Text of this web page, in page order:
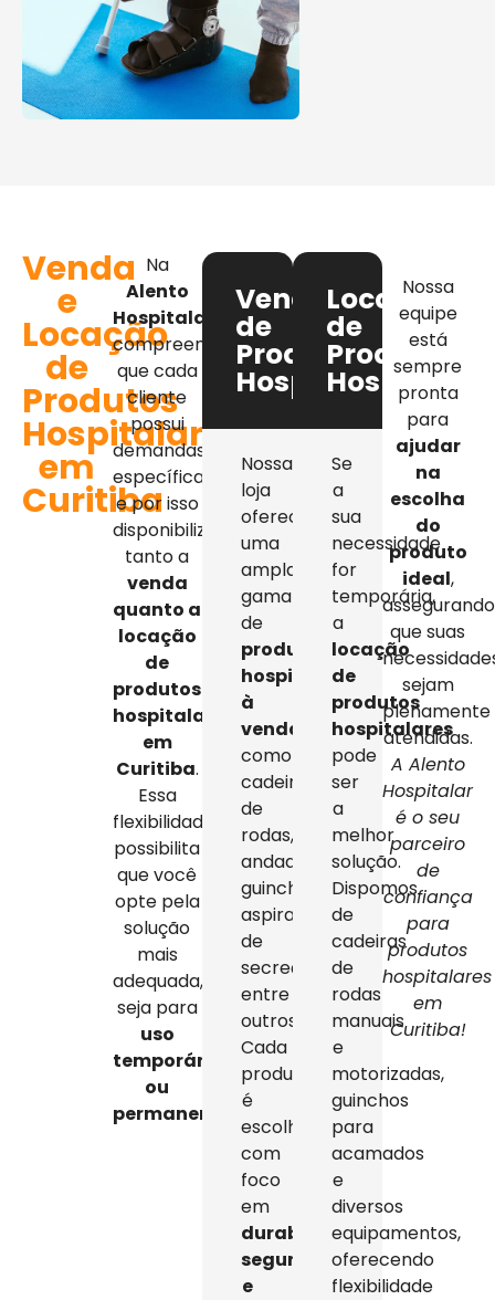
Venda
e
Locação
de
Produtos
Hospitalares
em
Curitiba
Na
Alento
Hospitalar
compreendemos
que cada
cliente
possui
demandas
específicas,
e por isso
disponibilizamos
tanto a
venda
quanto a
locação
de
produtos
hospitalares
em
Curitiba.
Essa
flexibilidade
possibilita
que você
opte pela
solução
mais
adequada,
seja para
uso
temporário
ou
permanente
Venda
de
Produtos
Hospitalares
Nossa
loja
oferece
uma
ampla
gama
de
produtos
hospitalares
à
venda
como
cadeiras
de
rodas,
andadores,
guinchos,
aspiradores
de
secreção,
entre
outros.
Cada
produto
é
escolhido
com
foco
em
durabilidade,
segurança
e
Locação
de
Produtos
Se
a
sua
necessidade
for
temporária,
a
locação
de
produtos
hospitalares
pode
ser
a
melhor
solução.
Dispomos
de
cadeiras
de
rodas
manuais
e
motorizadas,
guinchos
para
acamados
e
diversos
equipamentos,
oferecendo
flexibilidade
Nossa
equipe
está
sempre
pronta
para
ajudar
na
escolha
do
produto
ideal,
assegurando
que suas
sejam
plenamente
atendidas.
A Alento
Hospitalar
é o seu
parceiro
de
confiança
para
produtos
hospitalares
em
Curitiba!